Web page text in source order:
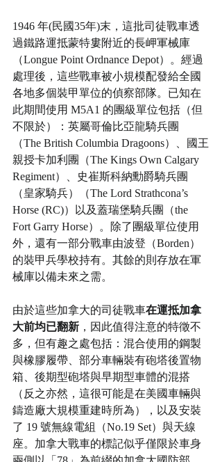
1946 年(民國35年)末，這批司徒戰車透
過鐵路運抵蒙特婁附近的長岬軍械庫
（Longue Point Ordnance Depot）。經過
處理後，這些戰車被小規模配發給全國
各地多個裝甲單位的偵察部隊。已知在
此期間使用 M5A1 的團級單位包括（但
不限於）：英屬哥倫比亞龍騎兵團
（The British Columbia Dragoons）、國王
親授卡加利團（The Kings Own Calgary
Regiment）、史崔斯科納勳爵騎兵團
（皇家騎兵）（The Lord Strathcona’s
Horse (RC)）以及蓋瑞堡騎兵團（the
Fort Garry Horse）。除了團級單位使用
外，還有一部分戰車由波登（Borden）
的裝甲兵學校持有。其餘的則存放在軍
械庫以備未來之需。
由於這些加拿大的司徒戰車在運抵加拿
大前均已翻新 ，因此值得注意的特徵不
多，但有趣之處包括：混合使用的鋼製
與橡膠履帶、部分車輛裝有砲塔後置物
箱、後期型砲塔與早期型車體的混搭
（反之亦然，這很可能是在美國車輛與
鑄造廠大規模重建時所為），以及安裝
了 19 號無線電組（No.19 Set）與天線
座。加拿大戰車的標記似乎僅限於車身